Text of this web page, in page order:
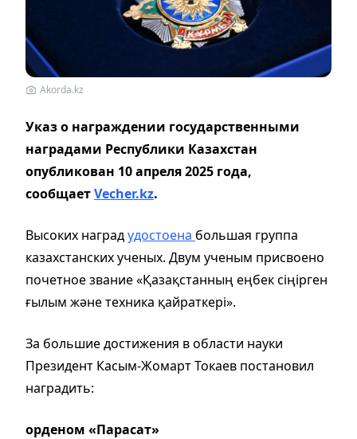
Akorda.kz
Указ о награждении государственными
наградами Республики Казахстан
опубликован 10 апреля 2025 года,
сообщаетVecher.kz.
Высоких наградудостоена большая группа
казахстанских ученых. Двум ученым присвоено
почетное звание «Қазақстанның еңбек сіңірген
ғылым және техника қайраткері».
За большие достижения в области науки
Президент Касым-Жомарт Токаев постановил
наградить:
орденом «Парасат»